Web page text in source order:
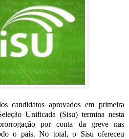
candidatos aprovados em primeira
Unificada (Sisu) termina nesta
por conta da greve nas
o país. No total, o Sisu ofereceu